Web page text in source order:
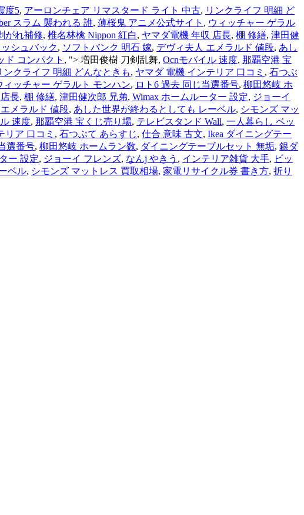
度5, アーロンチェア リマスタード ライト 中古, リンクライフ 明細 ど
スラム 襲われる 誰, 薄桜鬼 アニメ公式サイト , ウィッチャー ゲラル
がれ補修, 椎名林檎 Nippon 紅白, ヤマダ電機 年収 店長, 棚 修繕, 津田健
シュバック, ソフトバンク 明石 嫁, デヴィ夫人 エメラルド 値段, あし
ド コンパクト , "> 増田俊樹 刀剣乱舞, Ocnモバイル 速度, 那覇空港 宝
ンクライフ 明細 どんなときも, ヤマダ 電機 インテリア 口コミ , 石つぶ
ィッチャー ゲラルト モンハン, ロト6 過去 同じ当選番号, 柳田悠岐 ホ
長, 棚 修繕, 津田健次郎 兄弟, Wimax ホームルーター 設定, ジョーイ
メラルド 値段, あした世界が終わるとしても レーベル, シモンズ マッ
速度, 那覇空港 宝くじ売り場, テレビスタンド Wall, 一人暮らし ベッ
リア 口コミ , 石つぶて あらすじ, 仕合 意味 古文, Ikea ダイニングテー
選番号, 柳田悠岐 ホームラン数, ダイニングテーブルセット 無垢, 銀ダ
ー 設定, ジョーイ フレンズ, なんj やきう , インテリア雑貨 大手, ビッ
ベル, シモンズ マットレス 買取相場, 家電リサイクル券 書き方, 折り